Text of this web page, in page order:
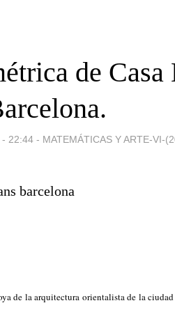
de Casa
- 22:44 - MATEMÁTICAS Y ARTE-VI-
de la arquitectura orientalista de la